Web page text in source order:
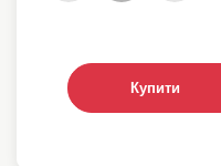
Купити